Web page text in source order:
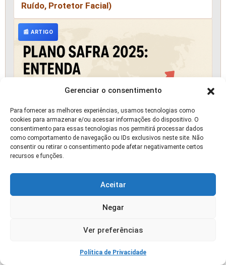
Gerenciar o consentimento
Para fornecer as melhores experiências, usamos tecnologias como
cookies para armazenar e/ou acessar informações do dispositivo. O
consentimento para essas tecnologias nos permitirá processar dados
como comportamento de navegação ou IDs exclusivos neste site. Não
consentir ou retirar o consentimento pode afetar negativamente certos
recursos e funções.
Aceitar
Negar
Ver preferências
Política de Privacidade
Ruído, Protetor Facial)
📰 ARTIGO
Plano Safra 2025: Entenda o Aumento dos Juros